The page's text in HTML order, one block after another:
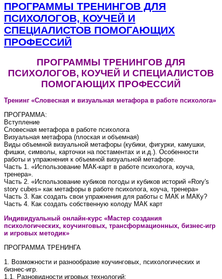
ПРОГРАММЫ ТРЕНИНГОВ ДЛЯ
ПСИХОЛОГОВ, КОУЧЕЙ И
СПЕЦИАЛИСТОВ ПОМОГАЮЩИХ
ПРОФЕССИЙ
ПРОГРАММЫ ТРЕНИНГОВ ДЛЯ
ПСИХОЛОГОВ, КОУЧЕЙ И СПЕЦИАЛИСТОВ
ПОМОГАЮЩИХ ПРОФЕССИЙ
Тренинг «Словесная и визуальная метафора в работе психолога»
ПРОГРАММА:
Вступление
Словесная метафора в работе психолога
Визуальная метафора (плоская и объемная)
Виды объемной визуальной метафоры (кубики, фигурки, камушки,
фишки, символы, карточки на постаментах и и.д.). Особенности
работы и упражнения к объемной визуальной метафоре.
Часть 1. «Использование МАК-карт в работе психолога, коуча,
тренера».
Часть 2. «Использование кубиков погоды и кубиков историй «Rory's
story cubes» как метафоры в работе психолога, коуча, тренера»
Часть 3. Как создать свои упражнения для работы с МАК и МАКу?
Часть 4. Как создать собственную колоду МАК карт
Индивидуальный онлайн-курс «Мастер создания
психологических, коучинговых, трансформационных, бизнес-игр
и игровых методик»
ПРОГРАММА ТРЕНИНГА
1. Возможности и разнообразие коучинговых, психологических и
бизнес-игр.
1.1. Разновидности игровых технологий: